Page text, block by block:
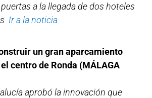
a la llegada de dos hoteles
Ir a la noticia
un gran aparcamiento
centro de Ronda (MÁLAGA
aprobó la innovación que